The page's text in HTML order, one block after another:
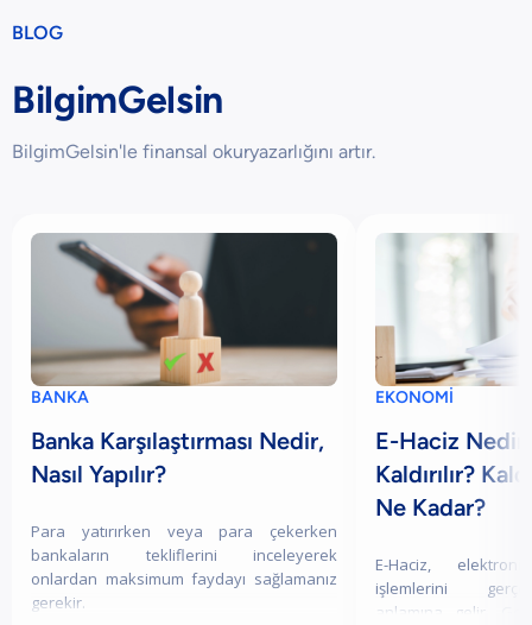
BLOG
BilgimGelsin
BilgimGelsin'le finansal okuryazarlığını artır.
BANKA
Banka Karşılaştırması Nedir,
Nasıl Yapılır?
Para yatırırken veya para çekerken
bankaların tekliflerini inceleyerek
onlardan maksimum faydayı sağlamanız
gerekir.
EKONOMİ
E-Haciz
Kaldırılır?
Ne Kadar?
E-Haciz,
işlemlerini
anlamına gelir.